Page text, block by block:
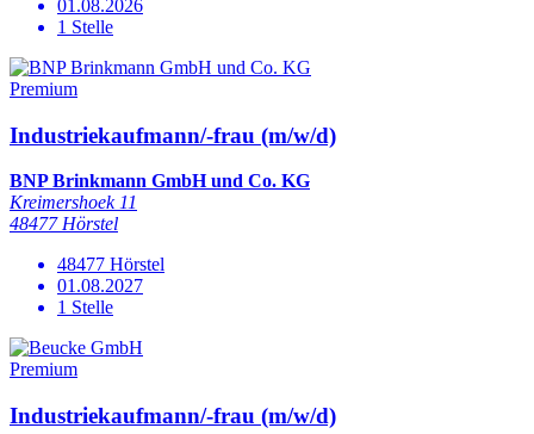
01.08.2026
1 Stelle
Premium
Industriekaufmann/-frau (m/w/d)
BNP Brinkmann GmbH und Co. KG
Kreimershoek 11
48477 Hörstel
48477 Hörstel
01.08.2027
1 Stelle
Premium
Industriekaufmann/-frau (m/w/d)